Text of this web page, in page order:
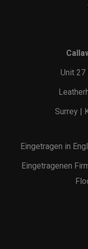
Unit 27
Surrey |
Eingetragen in
Eingetragenen